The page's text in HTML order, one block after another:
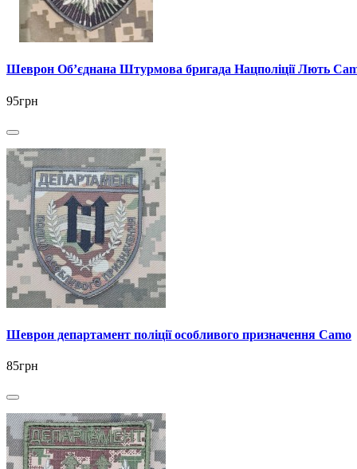
Шеврон Об’єднана Штурмова бригада Нацполіції Лють
95грн
Шеврон департамент поліції особливого призначення Camo
85грн